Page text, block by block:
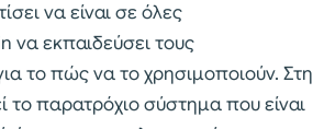
να είναι σε όλες
να εκπαιδεύσει τους
το πώς να το χρησιμοποιούν. Στη
το παρατρόχιο σύστημα που είναι